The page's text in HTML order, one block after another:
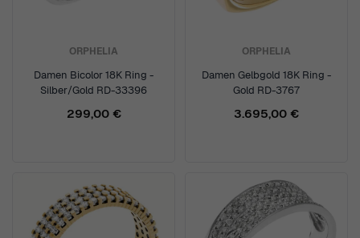
ORPHELIA
Damen Bicolor 18K Ring -
Silber/Gold RD-33396
299,00 €
ORPHELIA
Damen Gelbgold 18K Ring -
Gold RD-3767
3.695,00 €